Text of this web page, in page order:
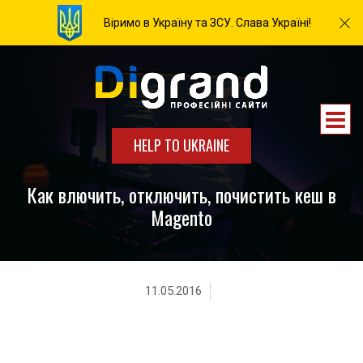
Віримо в Україну та ЗСУ. Слава Україні!
HELP TO UKRAINE
Как влючить, отключить, почистить кеш в
Magento
11.05.2016